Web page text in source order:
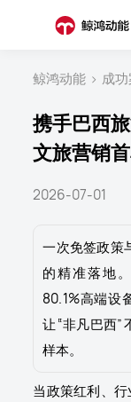
鲸鸿动能 > 成
携手巴西
文旅营销
2026-07-01
一次免签政策
的精准落地
80.1%高端设
让“非凡巴西”
样本。
当政策红利、